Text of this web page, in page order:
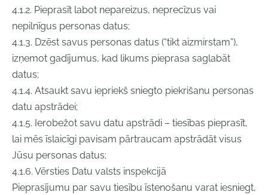
4.1.2. Pieprasīt labot nepareizus, neprecīzus vai
nepilnīgus personas datus;
4.1.3. Dzēst savus personas datus (“tikt aizmirstam”),
izņemot gadījumus, kad likums pieprasa saglabāt
datus;
4.1.4. Atsaukt savu iepriekš sniegto piekrišanu personas
datu apstrādei;
4.1.5. Ierobežot savu datu apstrādi – tiesības pieprasīt,
lai mēs īslaicīgi pavisam pārtraucam apstrādāt visus
Jūsu personas datus;
4.1.6. Vērsties Datu valsts inspekcijā
Pieprasījumu par savu tiesību īstenošanu varat iesniegt,